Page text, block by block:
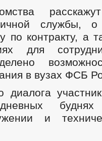
службы,
по контракту, а
для
в вузах ФСБ
буднях
и